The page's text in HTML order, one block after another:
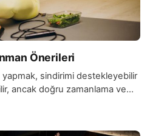
Önerileri
sindirimi destekleyebilir
ancak doğru zamanlama ve
mide rahatsızlıklarına, kramp
Bu nedenle, yemek ile